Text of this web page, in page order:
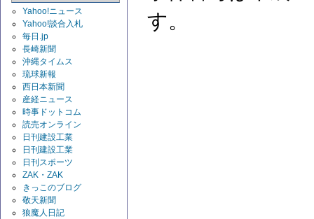
Yahoo!ニュース
Yahoo!談合入札
毎日.jp
長崎新聞
沖縄タイムス
琉球新報
西日本新聞
産経ニュース
時事ドットコム
読売オンライン
日刊建設工業
日刊建設工業
日刊スポーツ
ZAK・ZAK
きっこのブログ
敬天新聞
狼魔人日記
す。